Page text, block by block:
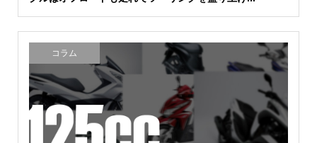
コラム